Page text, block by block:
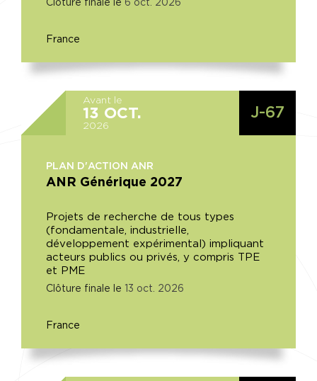
Clôture finale le 6 oct. 2026
France
Avant le
13 OCT.
2026
J-67
PLAN D'ACTION ANR
ANR Générique 2027
Projets de recherche de tous types
(fondamentale, industrielle,
développement expérimental) impliquant
acteurs publics ou privés, y compris TPE
et PME
Clôture finale le 13 oct. 2026
France